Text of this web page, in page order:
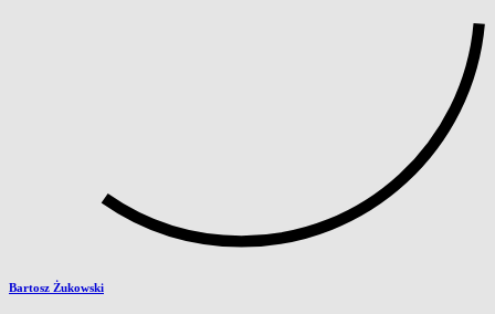
Bartosz Żukowski